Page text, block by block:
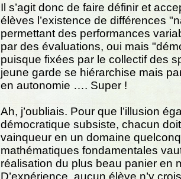
Il s’agit donc de faire définir et
élèves l’existence de différences
permettant des performances
par des évaluations, oui mais
puisque fixées par le collectif des
jeune garde se hiérarchise mais
en autonomie …. Super !
Ah, j’oubliais. Pour que l’illusion
démocratique subsiste, chacun
vainqueur en un domaine
mathématiques fondamentales
réalisation du plus beau panier en
D’expérience, aucun élève n’y